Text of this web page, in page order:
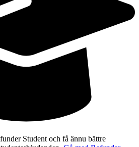
Student och få ännu bättre